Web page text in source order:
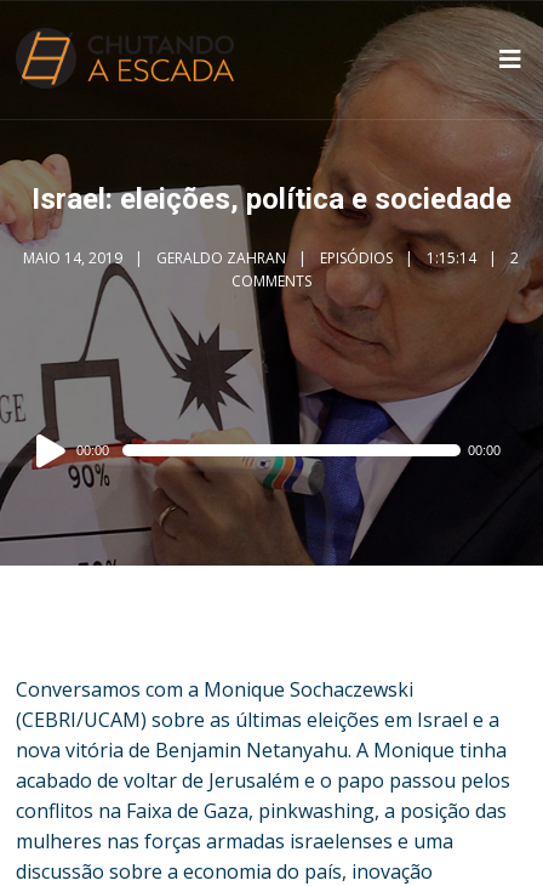
Israel: eleições, política e sociedade
MAIO 14, 2019 GERALDO ZAHRAN EPISÓDIOS 1:15:14
2
COMMENTS
Audio
Player
00:00 00:00
Conversamos com a Monique Sochaczewski
(CEBRI/UCAM) sobre as últimas eleições em Israel e a
nova vitória de Benjamin Netanyahu. A Monique tinha
acabado de voltar de Jerusalém e o papo passou pelos
conflitos na Faixa de Gaza, pinkwashing, a posição das
mulheres nas forças armadas israelenses e uma
discussão sobre a economia do país, inovação